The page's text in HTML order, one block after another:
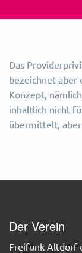
Das
bezeichnet aber
Konzept,
inhaltlich nicht
übermittelt,
Der Verein
Freifunk Altdorf